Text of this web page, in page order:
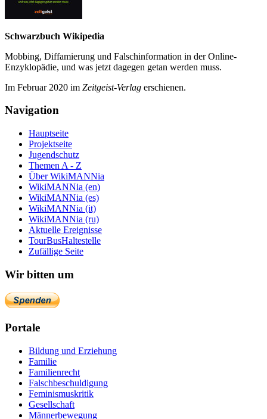
Schwarzbuch Wikipedia
Mobbing, Diffamierung und Falsch­information in der Online-
Enzyklo­pädie, und was jetzt da­gegen getan werden muss.
Im Februar 2020 im Zeit­geist-Verlag erschienen.
Navigation
Hauptseite
Projektseite
Jugendschutz
Themen A - Z
Über WikiMANNia
WikiMANNia (en)
WikiMANNia (es)
WikiMANNia (it)
WikiMANNia (ru)
Aktuelle Ereignisse
TourBusHaltestelle
Zufällige Seite
Wir bitten um
Portale
Bildung und Erziehung
Familie
Familienrecht
Falschbeschuldigung
Feminismuskritik
Gesellschaft
Männerbewegung